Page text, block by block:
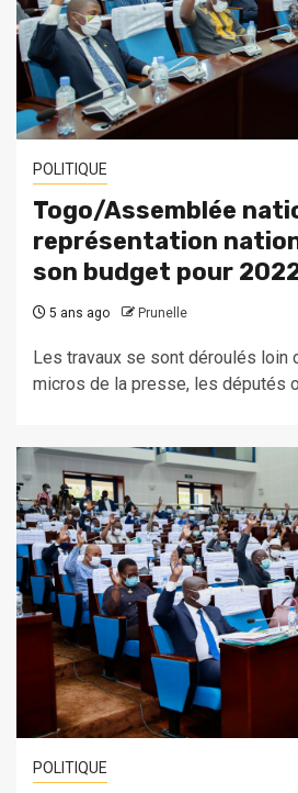
POLITIQUE
Togo/Assemblée
représentation
son budget pour
5 ans ago Prunelle
Les travaux se sont déroulés loin
micros de la presse, les députés
POLITIQUE